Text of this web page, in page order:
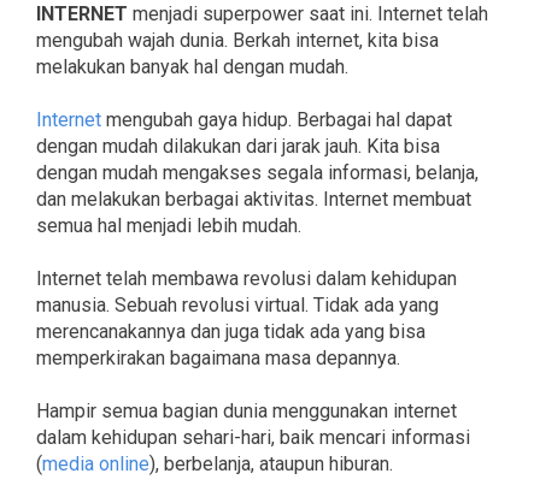
INTERNET menjadi superpower saat ini. Internet telah
mengubah wajah dunia. Berkah internet, kita bisa
melakukan banyak hal dengan mudah.
Internet mengubah gaya hidup. Berbagai hal dapat
dengan mudah dilakukan dari jarak jauh. Kita bisa
dengan mudah mengakses segala informasi, belanja,
dan melakukan berbagai aktivitas. Internet membuat
semua hal menjadi lebih mudah.
Internet telah membawa revolusi dalam kehidupan
manusia. Sebuah revolusi virtual. Tidak ada yang
merencanakannya dan juga tidak ada yang bisa
memperkirakan bagaimana masa depannya.
Hampir semua bagian dunia menggunakan internet
dalam kehidupan sehari-hari, baik mencari informasi
(media online), berbelanja, ataupun hiburan.